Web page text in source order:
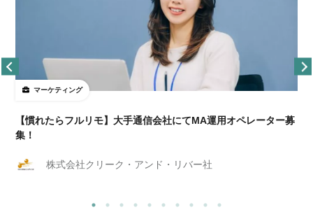
マーケティング
【慣れたらフルリモ】大手通信会社にてMA運用オペレーター募
集！
株式会社クリーク・アンド・リバー社